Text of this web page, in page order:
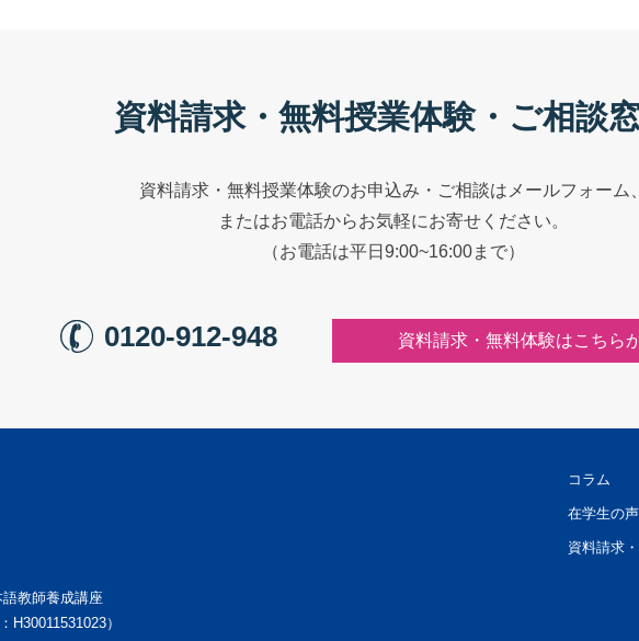
資料請求・無料授業体験・ご相談
資料請求・無料授業体験のお申込み・ご相談はメールフォーム
またはお電話からお気軽にお寄せください。
（お電話は平日9:00~16:00まで）
0120-912-948 資料請求・無料体験はこちら
教師養成講座
H30011531023）
コラム
在学生の声
資料請求